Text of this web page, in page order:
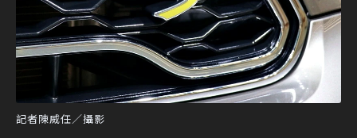
記者陳威任／攝影